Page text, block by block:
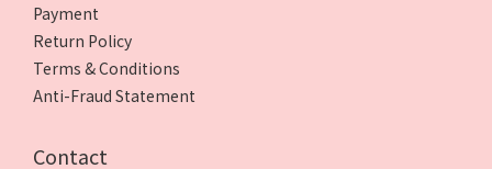
Payment
Return Policy
Terms & Conditions
Anti-Fraud Statement
Contact